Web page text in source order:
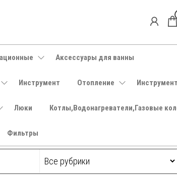
Аксессуары для ванны
Инструмент Отопление Инструмент
Люки Котлы,Водонагреватели,Газовые
Фильтры